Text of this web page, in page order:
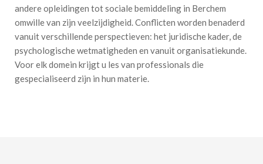
andere opleidingen tot sociale bemiddeling in Berchem
omwille van zijn veelzijdigheid. Conflicten worden benaderd
vanuit verschillende perspectieven: het juridische kader, de
psychologische wetmatigheden en vanuit organisatiekunde.
Voor elk domein krijgt u les van professionals die
gespecialiseerd zijn in hun materie.